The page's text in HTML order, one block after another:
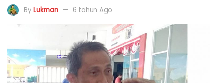
By Lukman 6 tahun Ago